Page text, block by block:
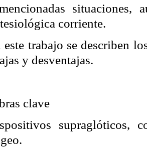
situaciones,
corriente.
este trabajo se describen
y desventajas.
clave
supraglóticos,